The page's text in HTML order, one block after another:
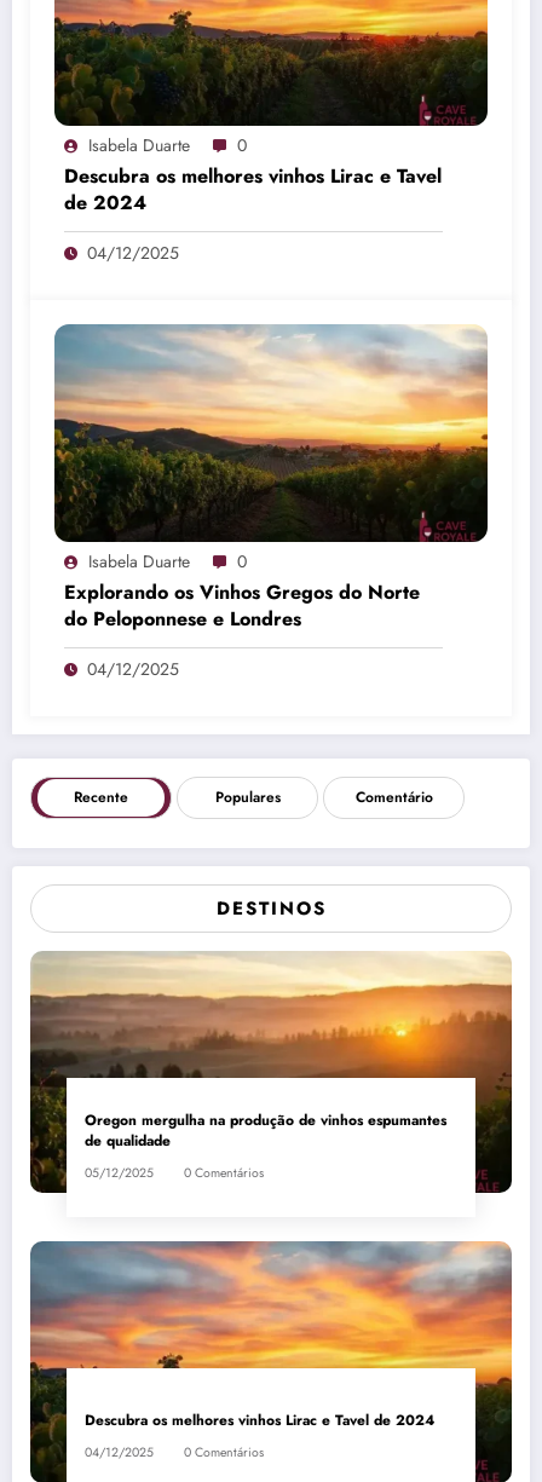
Isabela Duarte 0
Descubra os melhores vinhos Lirac e Tavel
de 2024
04/12/2025
Isabela Duarte 0
Explorando os Vinhos Gregos do Norte
do Peloponnese e Londres
04/12/2025
Recente Populares Comentário
DESTINOS
Oregon mergulha na produção de vinhos espumantes
de qualidade
05/12/2025 0 Comentários
Descubra os melhores vinhos Lirac e Tavel de 2024
04/12/2025 0 Comentários